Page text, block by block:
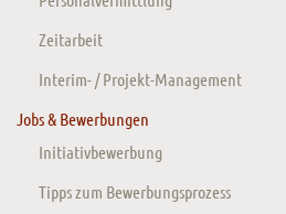
Zeitarbeit
Interim- / Projekt-Management
Jobs & Bewerbungen
Initiativbewerbung
Tipps zum Bewerbungsprozess